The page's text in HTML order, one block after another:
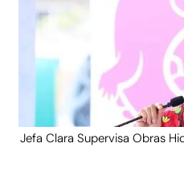
Jefa Clara Supervisa Obras